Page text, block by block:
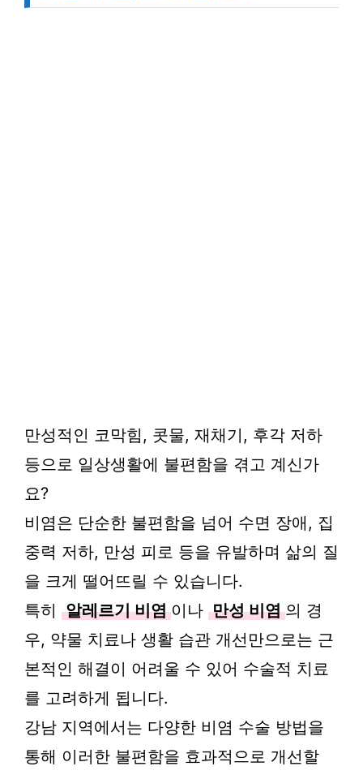
만성적인 코막힘, 콧물, 재채기, 후각 저하
등으로 일상생활에 불편함을 겪고 계신가
요?
비염은 단순한 불편함을 넘어 수면 장애, 집
중력 저하, 만성 피로 등을 유발하며 삶의 질
을 크게 떨어뜨릴 수 있습니다.
특히 알레르기 비염 이나 만성 비염 의 경
우, 약물 치료나 생활 습관 개선만으로는 근
본적인 해결이 어려울 수 있어 수술적 치료
를 고려하게 됩니다.
강남 지역에서는 다양한 비염 수술 방법을
통해 이러한 불편함을 효과적으로 개선할